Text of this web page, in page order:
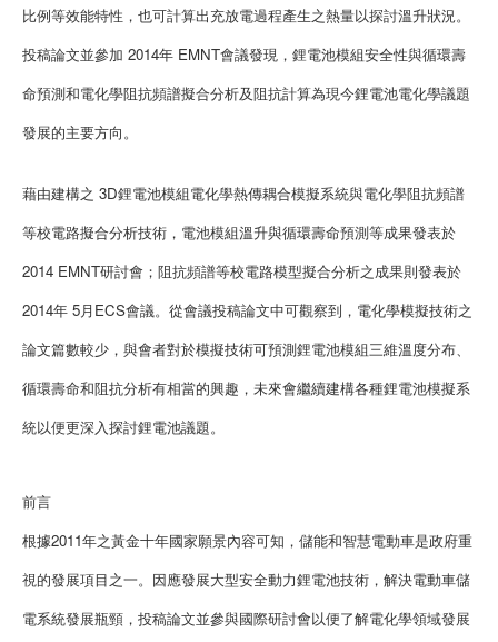
比例等效能特性，也可計算出充放電過程產生之熱量以探討溫升狀況。
投稿論文並參加 2014年 EMNT會議發現，鋰電池模組安全性與循環壽
命預測和電化學阻抗頻譜擬合分析及阻抗計算為現今鋰電池電化學議題
發展的主要方向。
藉由建構之 3D鋰電池模組電化學熱傳耦合模擬系統與電化學阻抗頻譜
等校電路擬合分析技術，電池模組溫升與循環壽命預測等成果發表於
2014 EMNT研討會；阻抗頻譜等校電路模型擬合分析之成果則發表於
2014年 5月ECS會議。從會議投稿論文中可觀察到，電化學模擬技術之
論文篇數較少，與會者對於模擬技術可預測鋰電池模組三維溫度分布、
循環壽命和阻抗分析有相當的興趣，未來會繼續建構各種鋰電池模擬系
統以便更深入探討鋰電池議題。
前言
根據2011年之黃金十年國家願景內容可知，儲能和智慧電動車是政府重
視的發展項目之一。因應發展大型安全動力鋰電池技術，解決電動車儲
電系統發展瓶頸，投稿論文並參與國際研討會以便了解電化學領域發展